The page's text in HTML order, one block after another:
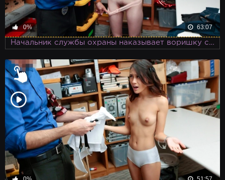
0% 63:07
Начальник службы охраны наказывает воришку своим членом